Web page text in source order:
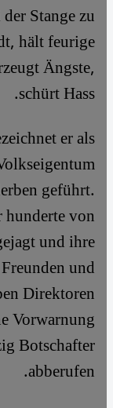
Stange zu
hält feurige
Ängste,
schürt Hass.
er als
geführt.
von
und ihre
und
Direktoren
Vorwarnung
Botschafter
abberufen.